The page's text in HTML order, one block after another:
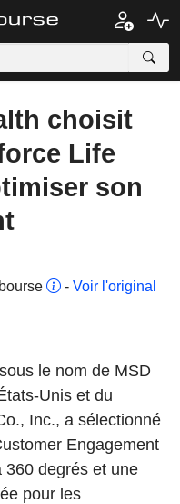
choisit
Life
son
- Voir l'original
le nom de MSD
Unis et du
Inc., a sélectionné
Engagement
360 degrés et une
pour les